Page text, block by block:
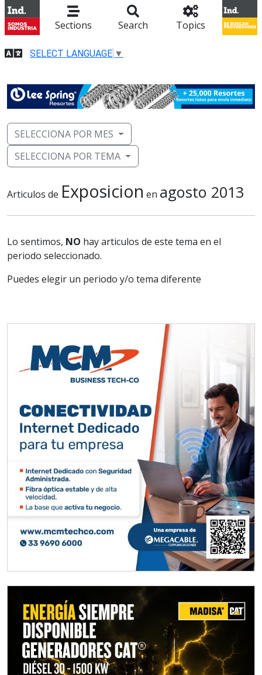
Sections Search Topics
SELECT LANGUAGE ▼
SELECCIONA POR MES
SELECCIONA POR TEMA
Articulos de Exposicion en agosto 2013
Lo sentimos, NO hay articulos de este tema en el
periodo seleccionado.
Puedes elegir un periodo y/o tema diferente